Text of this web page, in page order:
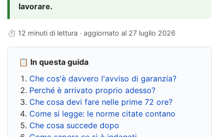
lavorare.
⏱ 12 minuti di lettura · aggiornato al 27 luglio 2026
📋 In questa guida
Che cos'è davvero l'avviso di garanzia?
Perché è arrivato proprio adesso?
Che cosa devi fare nelle prime 72 ore?
Come si legge: le norme citate contano
Che cosa succede dopo